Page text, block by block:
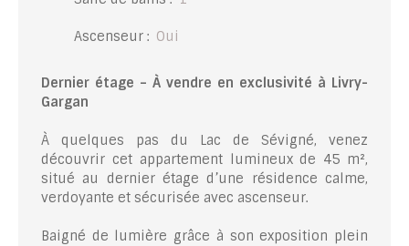
Ascenseur : Oui
Dernier étage – À vendre en exclusivité à Livry-
Gargan
À quelques pas du Lac de Sévigné, venez
découvrir cet appartement lumineux de 45 m²,
situé au dernier étage d’une résidence calme,
verdoyante et sécurisée avec ascenseur.
Baigné de lumière grâce à son exposition plein